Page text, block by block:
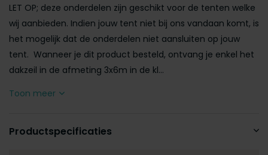
LET OP; deze onderdelen zijn geschikt voor de tenten welke
wij aanbieden. Indien jouw tent niet bij ons vandaan komt, is
het mogelijk dat de onderdelen niet aansluiten op jouw
tent. Wanneer je dit product besteld, ontvang je enkel het
dakzeil in de afmeting 3x6m in de kl...
Toon meer
Productspecificaties